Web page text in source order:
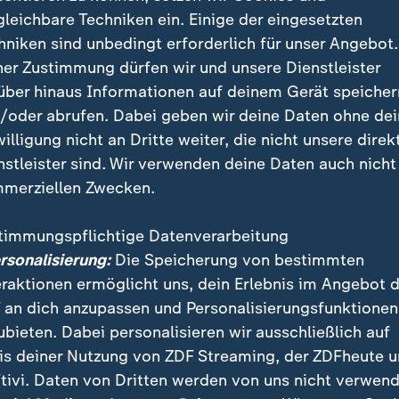
es beim 3:1 für Ägypten.
sehr unglücklich zu Ende. Hossam Hassan nimmt
Abdelmonem für die letzten Minuten ran.
wieder aufgenommen werden. Francis de
Fernschuss gibt, den Tyler Bindon abfälscht. Mit einer
Techniken ein. Einige der eingesetzten
sind unbedingt erforderlich für unser
Zustimmung dürfen wir und unsere Dienstleister
hinaus Informationen auf deinem Gerät
oder abrufen. Dabei geben wir deine Daten ohne
nicht an Dritte weiter, die nicht unsere
sind. Wir verwenden deine Daten auch nicht
Zwecken.
Datenverarbeitung
Die Speicherung von bestimmten
ermöglicht uns, dein Erlebnis im Angebot
an dich anzupassen und Personalisierungsfunktionen
Dabei personalisieren wir ausschließlich auf
deiner Nutzung von ZDF Streaming, der ZDFheute
Daten von Dritten werden von uns nicht